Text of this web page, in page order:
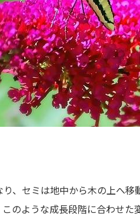
、セミは地中から木の上へ
のような成長段階に合わせた